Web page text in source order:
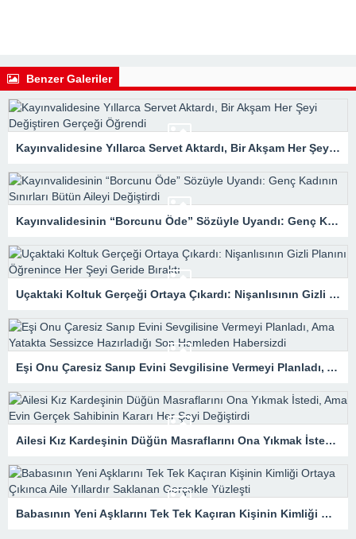
Benzer Galeriler
Kayınvalidesine Yıllarca Servet Aktardı, Bir Akşam Her Şeyi Değiştiren Gerçeği Öğrendi
Kayınvalidesinin “Borcunu Öde” Sözüyle Uyandı: Genç Kadının Sınırları Bütün Aileyi Değiştirdi
Uçaktaki Koltuk Gerçeği Ortaya Çıkardı: Nişanlısının Gizli Planını Öğrenince Her Şeyi Geride Bıraktı
Eşi Onu Çaresiz Sanıp Evini Sevgilisine Vermeyi Planladı, Ama Yatakta Sessizce Hazırladığı Son Hamleden Habersizdi
Ailesi Kız Kardeşinin Düğün Masraflarını Ona Yıkmak İstedi, Ama Evin Gerçek Sahibinin Kararı Her Şeyi Değiştirdi
Babasının Yeni Aşklarını Tek Tek Kaçıran Kişinin Kimliği Ortaya Çıkınca Aile Yıllardır Saklanan Gerçekle Yüzleşti